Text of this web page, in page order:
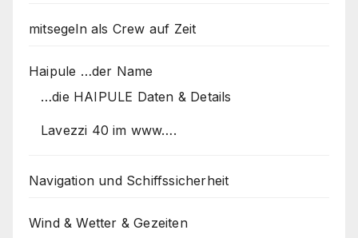
mitsegeln als Crew auf Zeit
Haipule …der Name
…die HAIPULE Daten & Details
Lavezzi 40 im www….
Navigation und Schiffssicherheit
Wind & Wetter & Gezeiten